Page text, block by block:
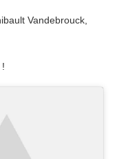
Vandebrouck,
!